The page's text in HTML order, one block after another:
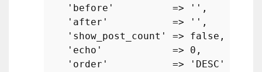
'before'
          =>
'' ,      //
'after'
           =>
'' ,      //
'show_post_count'
=> false , //
'echo'
            =>
0 ,       //
'order'
           =>
'DESC'